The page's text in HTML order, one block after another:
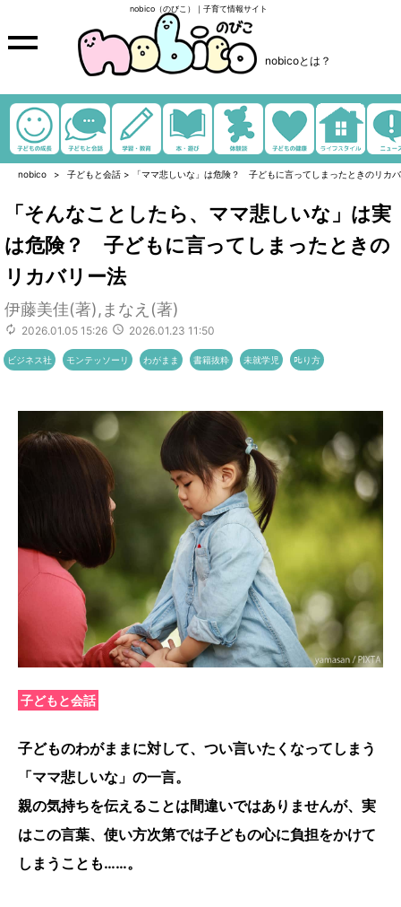
nobico（のびこ）｜子育て情報サイト
nobicoとは？
nobico 子どもと会話 > 「ママ悲しいな」は危険？ 子どもに言ってしまったときのリカ
「そんなことしたら、ママ悲しいな」は実
は危険？ 子どもに言ってしまったときの
リカバリー法
伊藤美佳(著),まなえ(著)
2026.01.05 15:26 2026.01.23 11:50
ビジネス社 モンテッソーリ わがまま 書籍抜粋 未就学児 𠮟り方
子どもと会話
子どものわがままに対して、つい言いたくなってしまう
「ママ悲しいな」の一言。
親の気持ちを伝えることは間違いではありませんが、実
はこの言葉、使い方次第では子どもの心に負担をかけて
しまうことも……。